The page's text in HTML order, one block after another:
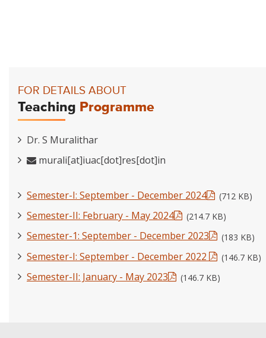
FOR DETAILS ABOUT
Teaching Programme
Dr. S Muralithar
murali[at]iuac[dot]res[dot]in
Semester-I: September - December 2024 (712 KB)
Semester-II: February - May 2024 (214.7 KB)
Semester-1: September - December 2023 (183 KB)
Semester-I: September - December 2022 (146.7 KB)
Semester-II: January - May 2023 (146.7 KB)